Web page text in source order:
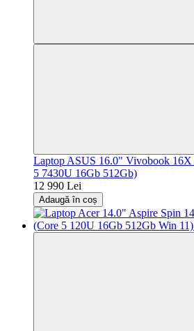
Laptop ASUS 16.0" Vivobook
5 7430U 16Gb 512Gb)
12 990 Lei
Adaugă în coș